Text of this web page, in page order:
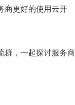
商更好的使用云开
群，一起探讨服务商